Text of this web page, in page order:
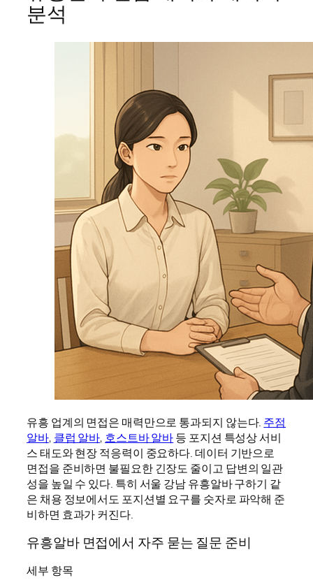
분석
유흥 업계의 면접은 매력만으로 통과되지 않는다. 주점
알바, 클럽 알바, 호스트바 알바등 포지션 특성상 서비
스 태도와 현장 적응력이 중요하다. 데이터 기반으로
면접을 준비하면 불필요한 긴장도 줄이고 답변의 일관
성을 높일 수 있다. 특히 서울 강남 유흥알바 구하기 같
은 채용 정보에서도 포지션별 요구를 숫자로 파악해 준
비하면 효과가 커진다.
유흥알바 면접에서 자주 묻는 질문 준비
세부 항목